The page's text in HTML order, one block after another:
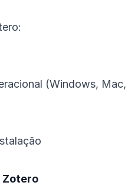
(Windows, Mac,
Zotero